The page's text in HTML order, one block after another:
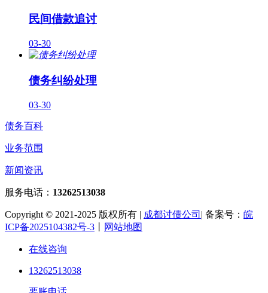
民间借款追讨
03-30
债务纠纷处理
03-30
债务百科
业务范围
新闻资讯
服务电话： 13262513038
Copyright © 2021-2025 版权所有 | 成都讨债公司 | 备案号： 皖
ICP备2025104382号-3
网站地图
在线咨询
13262513038